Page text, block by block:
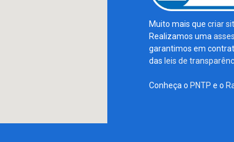
Muito mais que criar
Realizamos uma
garantimos em
das leis de
Conheça o PNTP e o